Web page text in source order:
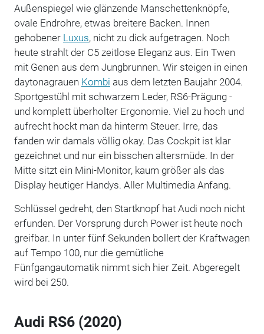
Außenspiegel wie glänzende Manschettenknöpfe,
ovale Endrohre, etwas breitere Backen. Innen
gehobener Luxus, nicht zu dick aufgetragen. Noch
heute strahlt der C5 zeitlose Eleganz aus. Ein Twen
mit Genen aus dem Jungbrunnen. Wir steigen in einen
daytonagrauen Kombi aus dem letzten Baujahr 2004.
Sportgestühl mit schwarzem Leder, RS6-Prägung -
und komplett überholter Ergonomie. Viel zu hoch und
aufrecht hockt man da hinterm Steuer. Irre, das
fanden wir damals völlig okay. Das Cockpit ist klar
gezeichnet und nur ein bisschen altersmüde. In der
Mitte sitzt ein Mini-Monitor, kaum größer als das
Display heutiger Handys. Aller Multimedia Anfang.
Schlüssel gedreht, den Startknopf hat Audi noch nicht
erfunden. Der Vorsprung durch Power ist heute noch
greifbar. In unter fünf Sekunden bollert der Kraftwagen
auf Tempo 100, nur die gemütliche
Fünfgangautomatik nimmt sich hier Zeit. Abgeregelt
wird bei 250.
Audi RS6 (2020)